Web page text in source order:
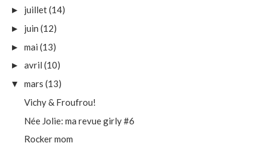
► juillet(14)
► juin (12)
► mai (13)
► avril (10)
▼ mars (13)
Vichy & Froufrou!
Née Jolie: ma revue girly #6
Rocker mom